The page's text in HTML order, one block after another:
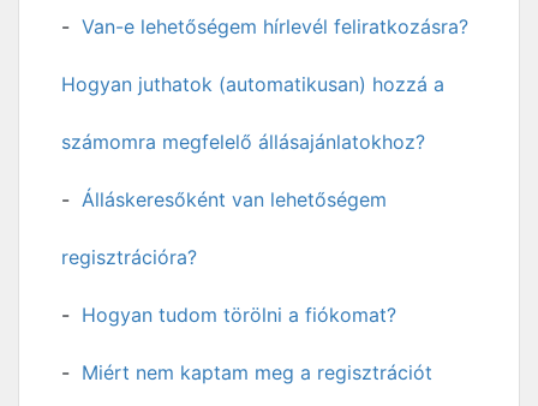
Van-e lehetőségem hírlevél feliratkozásra?
Hogyan juthatok (automatikusan) hozzá a
számomra megfelelő állásajánlatokhoz?
Álláskeresőként van lehetőségem
regisztrációra?
Hogyan tudom törölni a fiókomat?
Miért nem kaptam meg a regisztrációt